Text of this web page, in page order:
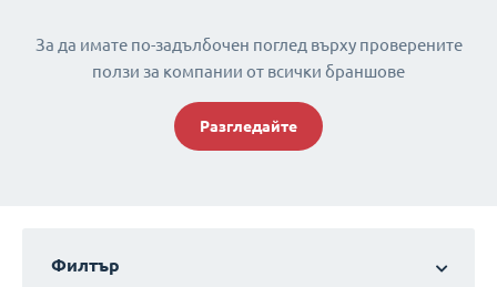
За да имате по-задълбочен поглед върху проверените
ползи за компании от всички браншове
Разгледайте
Филтър